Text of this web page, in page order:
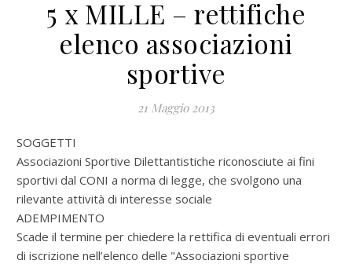
5 x MILLE – rettifiche
elenco associazioni
sportive
21 Maggio 2013
SOGGETTI
Associazioni Sportive Dilettantistiche riconosciute ai fini
sportivi dal CONI a norma di legge, che svolgono una
rilevante attività di interesse sociale
ADEMPIMENTO
Scade il termine per chiedere la rettifica di eventuali errori
di iscrizione nell’elenco delle "Associazioni sportive